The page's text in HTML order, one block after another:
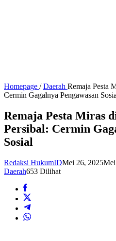
Homepage / Daerah Remaja Pesta
Cermin Gagalnya Pengawasan
Remaja Pesta Miras
Persibal: Cermin
Sosial
Redaksi HukumIDMei 26, 2025
Daerah653 Dilihat